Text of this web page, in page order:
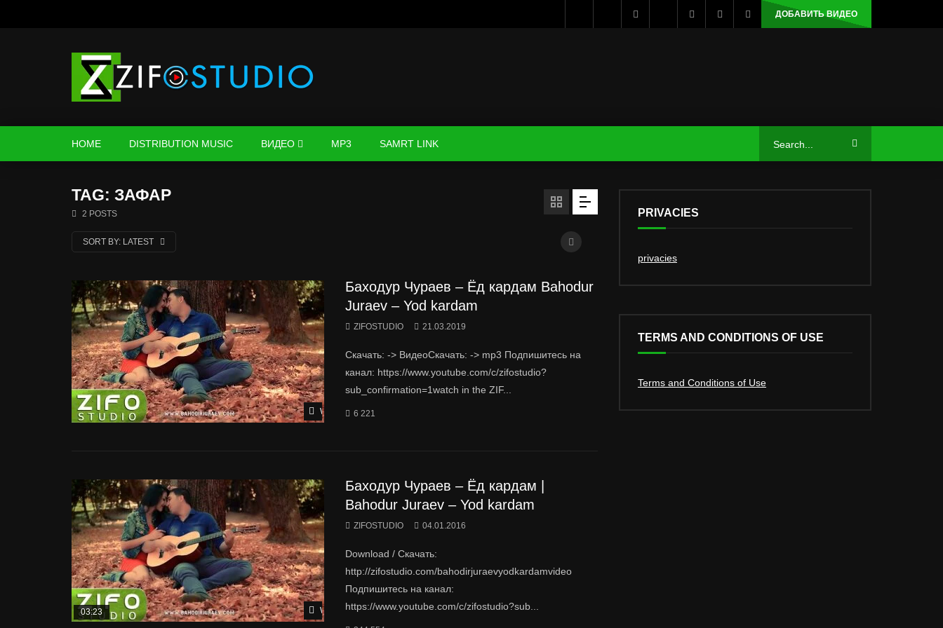
ДОБАВИТЬ ВИДЕО
HOME DISTRIBUTION MUSIC ВИДЕО MP3 SAMRT LINK
TAG: ЗАФАР
2 POSTS
SORT BY: LATEST
Watch Later
Баходур Чураев – Ёд кардам Bahodur
Juraev – Yod kardam
ZIFOSTUDIO 21.03.2019
Скачать: -> ВидеоСкачать: -> mp3 Подпишитесь на
канал: https://www.youtube.com/c/zifostudio?
sub_confirmation=1watch in the ZIF...
6 221
Watch Later
03:23
Баходур Чураев – Ёд кардам |
Bahodur Juraev – Yod kardam
ZIFOSTUDIO 04.01.2016
Download / Скачать:
http://zifostudio.com/bahodirjuraevyodkardamvideo
Подпишитесь на канал:
https://www.youtube.com/c/zifostudio?sub...
PRIVACIES
privacies
TERMS AND CONDITIONS OF USE
Terms and Conditions of Use